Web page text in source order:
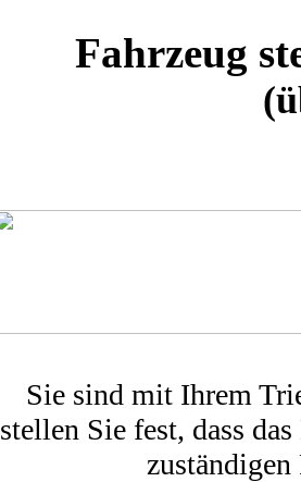
Fahrzeug
Sie sind mit Ihrem
stellen Sie fest, dass